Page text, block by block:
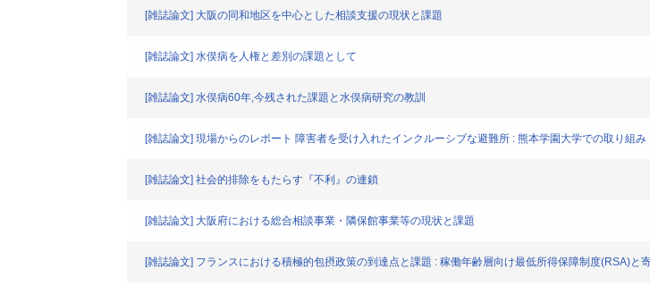
[雑誌論文] 大阪の同和地区を中心とした相談支援の現状と課題
[雑誌論文] 水俣病を人権と差別の課題として
[雑誌論文] 水俣病60年,今残された課題と水俣病研究の教訓
[雑誌論文] 現場からのレポート 障害者を受け入れたインクルーシブな避難所 : 熊本学園大学での取り組み
[雑誌論文] 社会的排除をもたらす『不利』の連鎖
[雑誌論文] 大阪府における総合相談事業・隣保館事業等の現状と課題
[雑誌論文] フランスにおける積極的包摂政策の到達点と課題 : 稼働年齢層向け最低所得保障制度(RSA)と